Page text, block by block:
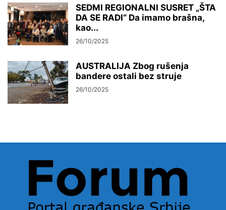
SEDMI REGIONALNI SUSRET „ŠTA
DA SE RADI“ Da imamo brašna,
kao...
26/10/2025
AUSTRALIJA Zbog rušenja
bandere ostali bez struje
26/10/2025